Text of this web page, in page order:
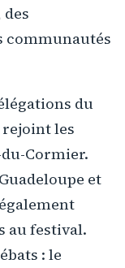
communautés
du
rejoint les
Cormier.
et
au festival.
: le